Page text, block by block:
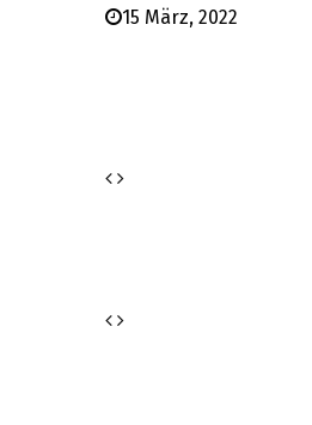
15 März, 2022